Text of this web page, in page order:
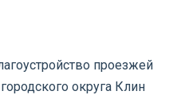
проезжей
округа Клин